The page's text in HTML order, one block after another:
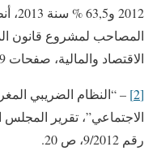
2012
الاقتصاد والمالية، صفحات 89-90-97.
[2]
– “النظام الضريبي
الاجتماعي”، تقرير المجلس
رقم 9/2012، ص 20.